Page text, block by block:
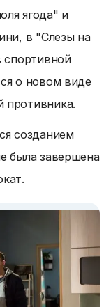
ягода" и
в "Слезы на
спортивной
о новом виде
противника.
созданием
была завершена